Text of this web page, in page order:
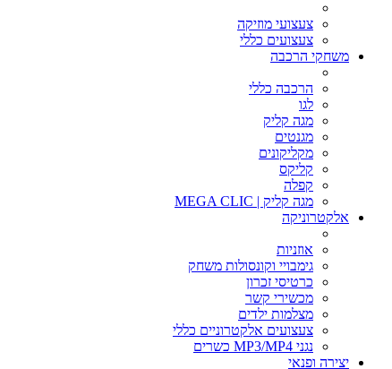
צעצועי מוזיקה
צעצועים כללי
משחקי הרכבה
הרכבה כללי
לגו
מגה קליק
מגנטים
מקליקונים
קליקס
קפלה
מגה קליק | MEGA CLIC
אלקטרוניקה
אוזניות
גימבויי וקונסולות משחק
כרטיסי זכרון
מכשירי קשר
מצלמות ילדים
צעצועים אלקטרוניים כללי
נגני MP3/MP4 כשרים
יצירה ופנאי